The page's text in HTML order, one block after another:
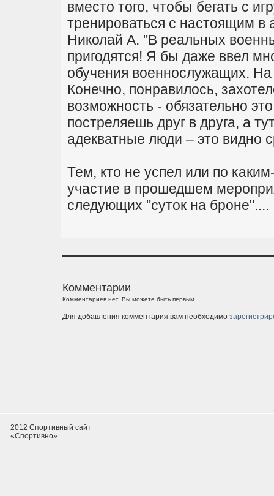
вместо того, чтобы бегать с
тренироваться с настоящим
Николай А. "В реальных
пригодятся! Я бы даже ввел
обучения военнослужащих.
Конечно, понравилось,
возможность - обязательно
постреляешь друг в друга, а
адекватные люди – это видно
Тем, кто не успел или по
участие в прошедшем
следующих "суток на броне"....
Комментарии
Комментариев нет. Вы можете быть первым.
Для добавления комментария вам необходимо
2012 Спортивный сайт
«Спортивно»